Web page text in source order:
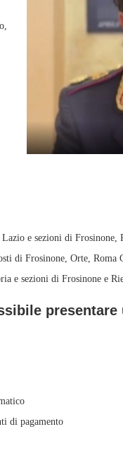
e sezioni di
di Frosinone, Orte, Roma
e sezioni di Frosinone e
presentare
di pagamento